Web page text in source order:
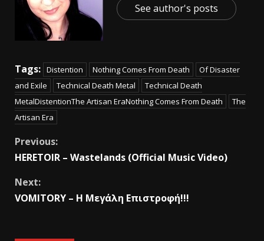
See author's posts
Tags: Distention Nothing Comes From Death
Of Disaster
and Exile
Technical Death Metal
Technical Death
MetalDistentionThe Artisan EraNothing Comes From Death
The
Artisan Era
Previous:
HERETOIR – Wastelands (Official Music Video)
Next:
VOMITORY – H Mεγάλη Επιστροφή!!!